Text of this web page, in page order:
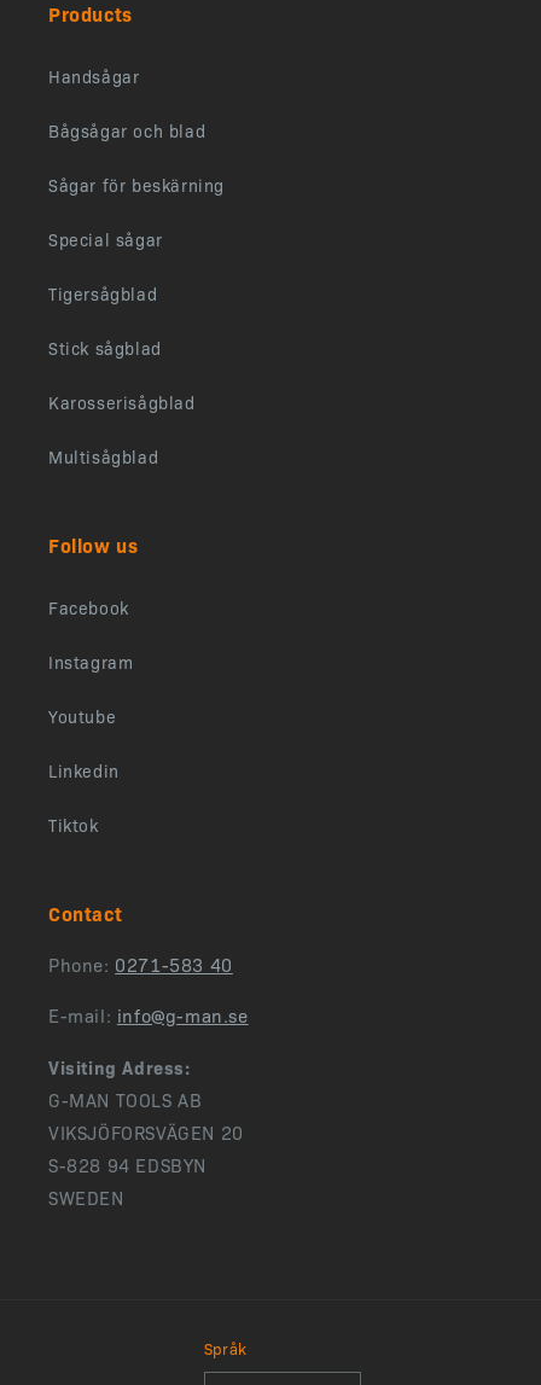
Products
Handsågar
Bågsågar och blad
Sågar för beskärning
Special sågar
Tigersågblad
Stick sågblad
Karosserisågblad
Multisågblad
Follow us
Facebook
Instagram
Youtube
Linkedin
Tiktok
Contact
Phone: 0271-583 40
E-mail: info@g-man.se
Visiting Adress:
G-MAN TOOLS AB
VIKSJÖFORSVÄGEN 20
S-828 94 EDSBYN
SWEDEN
Språk